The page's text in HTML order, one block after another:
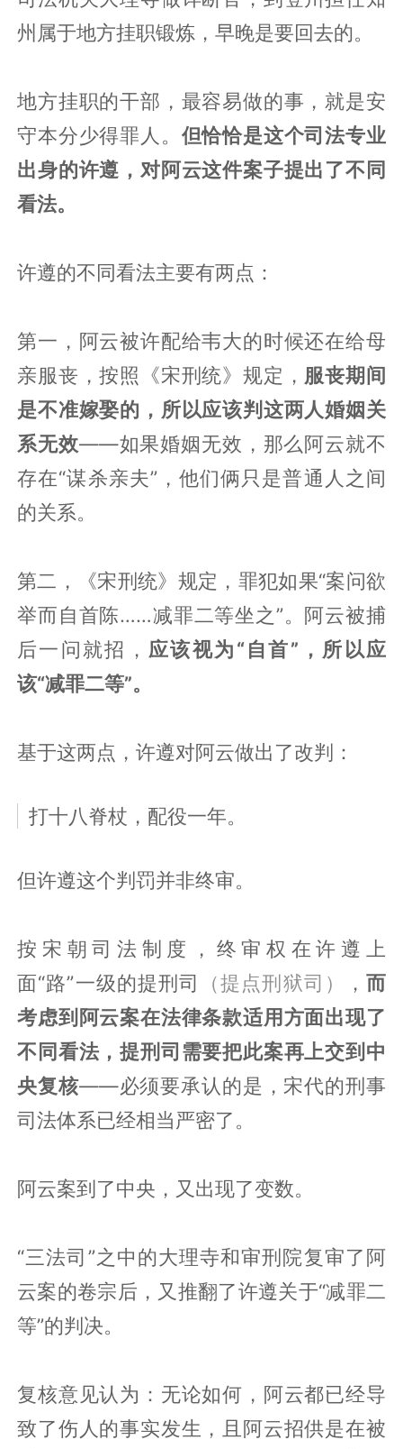
州属于地方挂职锻炼，早晚是要回去的。
地方挂职的干部，最容易做的事，就是安
守本分少得罪人。 但恰恰是这个司法专业
出身的许遵，对阿云这件案子提出了不同
看法。
许遵的不同看法主要有两点：
第一，阿云被许配给韦大的时候还在给母
亲服丧，按照《宋刑统》规定， 服丧期间
是不准嫁娶的，所以应该判这两人婚姻关
系无效——如果婚姻无效，那么阿云就不
存在“谋杀亲夫”，他们俩只是普通人之间
的关系。
第二，《宋刑统》规定，罪犯如果“案问欲
举而自首陈……减罪二等坐之”。阿云被捕
后一问就招， 应该视为“自首”，所以应
该“减罪二等”。
基于这两点，许遵对阿云做出了改判：
打十八脊杖，配役一年。
但许遵这个判罚并非终审。
按宋朝司法制度，终审权在许遵上
面“路”一级的提刑司
（提点刑狱司） ， 而
考虑到阿云案在法律条款适用方面出现了
不同看法，提刑司需要把此案再上交到中
央复核——必须要承认的是，宋代的刑事
司法体系已经相当严密了。
阿云案到了中央，又出现了变数。
“三法司”之中的大理寺和审刑院复审了阿
云案的卷宗后，又推翻了许遵关于“减罪二
等”的判决。
复核意见认为：无论如何，阿云都已经导
致了伤人的事实发生，且阿云招供是在被